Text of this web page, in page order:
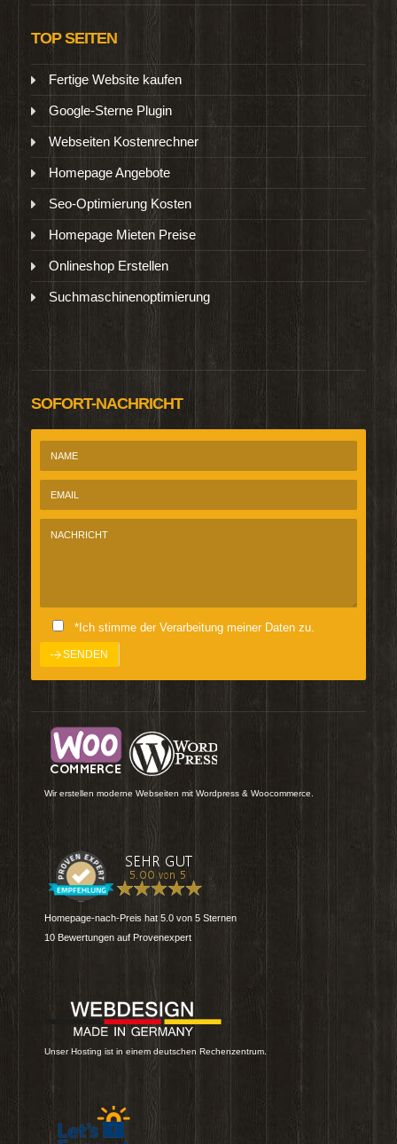
TOP SEITEN
Fertige Website kaufen
Google-Sterne Plugin
Webseiten Kostenrechner
Homepage Angebote
Seo-Optimierung Kosten
Homepage Mieten Preise
Onlineshop Erstellen
Suchmaschinenoptimierung
SOFORT-NACHRICHT
*Ich stimme der Verarbeitung meiner Daten zu.
Wir erstellen moderne Webseiten mit Wordpress & Woocommerce.
Homepage-nach-Preis hat 5.0 von 5 Sternen
10 Bewertungen auf Provenexpert
Unser Hosting ist in einem deutschen Rechenzentrum.